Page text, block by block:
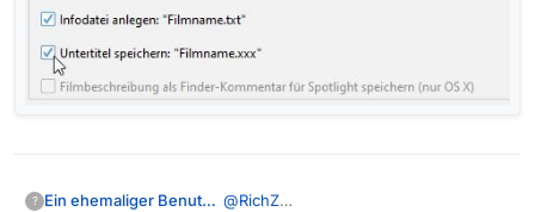
? Ein ehemaliger Benutzer @RichZ